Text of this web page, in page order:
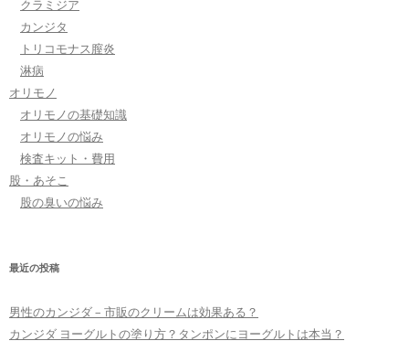
クラミジア
カンジタ
トリコモナス膣炎
淋病
オリモノ
オリモノの基礎知識
オリモノの悩み
検査キット・費用
股・あそこ
股の臭いの悩み
最近の投稿
男性のカンジダ – 市販のクリームは効果ある？
カンジダ ヨーグルトの塗り方？タンポンにヨーグルトは本当？